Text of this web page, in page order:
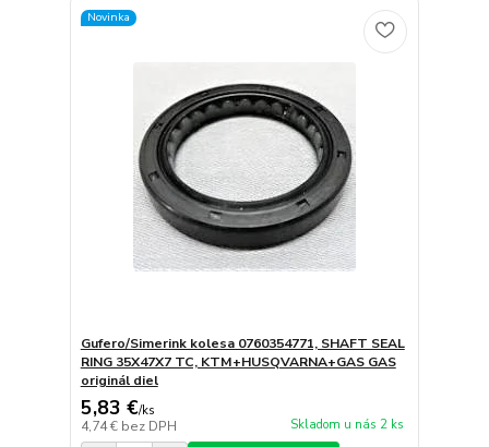
Novinka
Gufero/Simerink kolesa 0760354771, SHAFT SEAL
RING 35X47X7 TC, KTM+HUSQVARNA+GAS GAS
originál diel
5,83 €/ks
4,74 € bez DPH Skladom u nás 2 ks